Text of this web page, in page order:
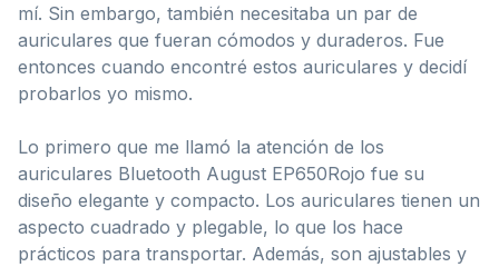
mí. Sin embargo, también necesitaba un par de
auriculares que fueran cómodos y duraderos. Fue
entonces cuando encontré estos auriculares y decidí
probarlos yo mismo.
Lo primero que me llamó la atención de los
auriculares Bluetooth August EP650Rojo fue su
diseño elegante y compacto. Los auriculares tienen un
aspecto cuadrado y plegable, lo que los hace
prácticos para transportar. Además, son ajustables y